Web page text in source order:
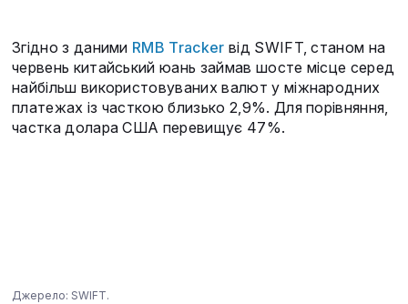
Згідно з даними RMB Tracker від SWIFT, станом на
червень китайський юань займав шосте місце серед
найбільш використовуваних валют у міжнародних
платежах із часткою близько 2,9%. Для порівняння,
частка долара США перевищує 47%.
Джерело: SWIFT.